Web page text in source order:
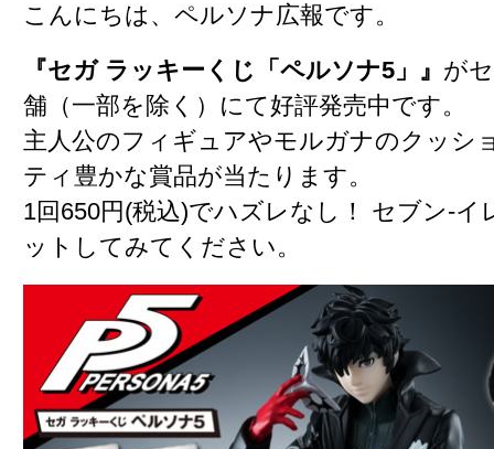
こんにちは、ペルソナ広報です。
『セガ ラッキーくじ「ペルソナ5」』 が
舗（一部を除く）にて好評発売中です。
主人公のフィギュアやモルガナのクッシ
ティ豊かな賞品が当たります。
1回650円(税込)でハズレなし！ セブン-イ
ットしてみてください。